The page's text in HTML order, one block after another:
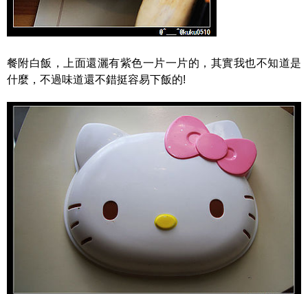
餐附白飯，上面還灑有紫色一片一片的，其實我也不知道是
什麼，不過味道還不錯挺容易下飯的!